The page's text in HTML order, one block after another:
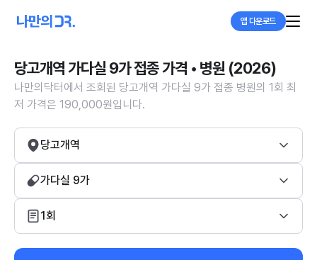
앱 다운로드
당고개역 가다실 9가 접종 가격 • 병원 (2026)
나만의닥터에서 조회된 당고개역 가다실 9가 접종 병원의 1회 최
저 가격은 190,000원입니다.
당고개역
가다실 9가
1회